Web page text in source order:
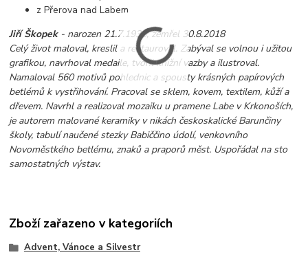
z Přerova nad Labem
Jiří Škopek- narozen 21.7.1933, zemřel 30.8.2018
Celý život maloval, kreslil a restauroval. Zabýval se volnou i užitou
grafikou, navrhoval medaile, tvořil knižní vazby a ilustroval.
Namaloval 560 motivů pohlednic a spousty krásných papírových
betlémů k vystřihování. Pracoval se sklem, kovem, textilem, kůží a
dřevem. Navrhl a realizoval mozaiku u pramene Labe v Krkonoších,
je autorem malované keramiky v nikách českoskalické Barunčiny
školy, tabulí naučené stezky Babiččino údolí, venkovního
Novoměstkého betlému, znaků a praporů měst. Uspořádal na sto
samostatných výstav.
Zboží zařazeno v kategoriích
Advent, Vánoce a Silvestr